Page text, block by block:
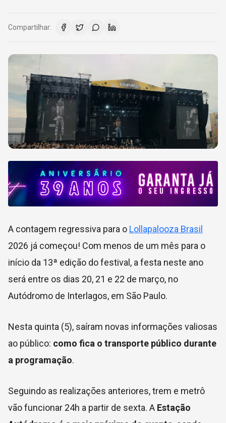
Compartilhar:
A contagem regressiva para o Lollapalooza Brasil
2026 já começou! Com menos de um mês para o
início da 13ª edição do festival, a festa neste ano
será entre os dias 20, 21 e 22 de março, no
Autódromo de Interlagos, em São Paulo.
Nesta quinta (5), saíram novas informações valiosas
ao público: como fica o transporte público durante
a programação.
Seguindo as realizações anteriores, trem e metrô
vão funcionar 24h a partir de sexta. A Estação